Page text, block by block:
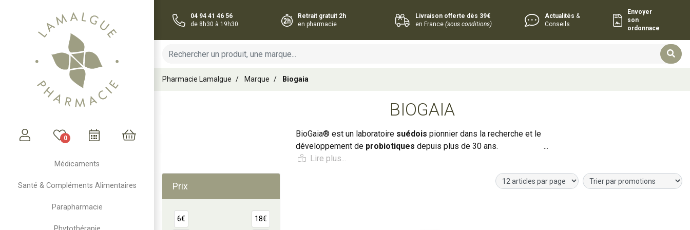
0
Médicaments
Santé & Compléments Alimentaires
Parapharmacie
04 94 41 46 56
de 8h30 à 19h30
Retrait gratuit 2h
en pharmacie
Livraison offerte dès 39€
en France(sous conditions)
Actualités &
Conseils
Envoyer
son
ordonnace
Pharmacie Lamalgue Marque Biogaia
BIOGAIA
BioGaia® est un laboratoire suédois pionnier dans la recherche et le
développement de probiotiques depuis plus de 30 ans.
, parmi les
Prix
6€ 18€